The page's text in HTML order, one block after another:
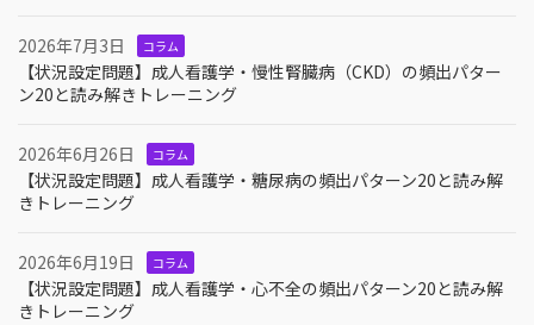
2026年7月3日 コラム
【状況設定問題】成人看護学・慢性腎臓病（CKD）の頻出パター
ン20と読み解きトレーニング
2026年6月26日 コラム
【状況設定問題】成人看護学・糖尿病の頻出パターン20と読み解
きトレーニング
2026年6月19日 コラム
【状況設定問題】成人看護学・心不全の頻出パターン20と読み解
きトレーニング